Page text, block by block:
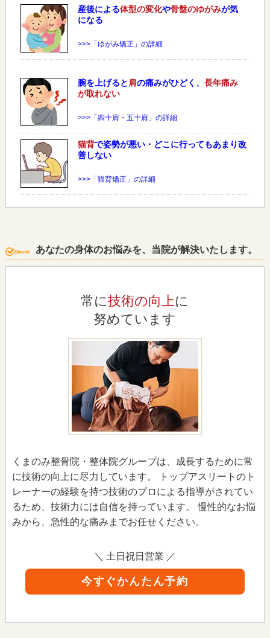
産後による体型の変化や骨盤のゆがみが気
になる
>>>「ゆがみ矯正」の詳細
腕を上げると 肩の痛みがひどく、 長年痛み
が取れない
>>>「四十肩・五十肩」の詳細
猫背で姿勢が悪い・どこに行ってもあまり改
善しない
>>>「猫背矯正」の詳細
あなたの身体のお悩みを、当院が解決いたします。
常に技術の向上に
努めています
くまのみ整骨院・整体院グループは、成長するために常
に技術の向上に尽力しています。 トップアスリートのト
レーナーの経験を持つ技術のプロによる指導がされてい
るため、技術力には自信を持っています。 慢性的なお悩
みから、急性的な痛みまでお任せください。
＼ 土日祝日営業 ／
今すぐかんたん予約